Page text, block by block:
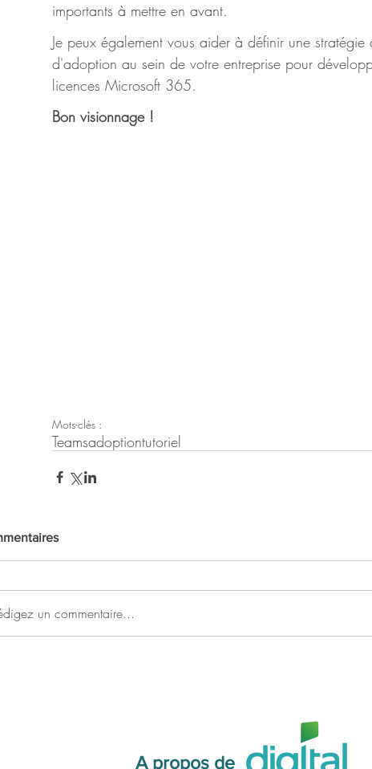
importants à mettre en avant.
Je peux également vous aider à définir une
d'adoption au sein de votre entreprise pour
licences Microsoft 365.
Bon visionnage !
Mots-clés :
Teamsadoptiontutoriel
un commentaire...
A propos de